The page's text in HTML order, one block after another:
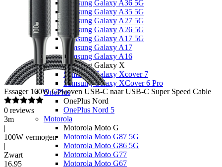
Samsung Galaxy A36 5G
Samsung Galaxy A35 5G
Samsung Galaxy A27 5G
Samsung Galaxy A26 5G
Samsung Galaxy A17 5G
Samsung Galaxy A17
Samsung Galaxy A16
Samsung Galaxy X
Samsung Galaxy Xcover 7
Samsung Galaxy XCover 6 Pro
OnePlus
OnePlus Nord
OnePlus Nord 5
Motorola
Motorola Moto G
Motorola Moto G87 5G
Motorola Moto G86 5G
Motorola Moto G77
Motorola Moto G67
Essager 100W Gewoven USB-C naar USB-C Super Speed Cable
0 reviews
3m
|
100W vermogen
|
Zwart
16,95